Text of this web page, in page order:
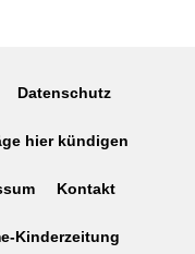
Datenschutz
hier kündigen
Kontakt
Kinderzeitung